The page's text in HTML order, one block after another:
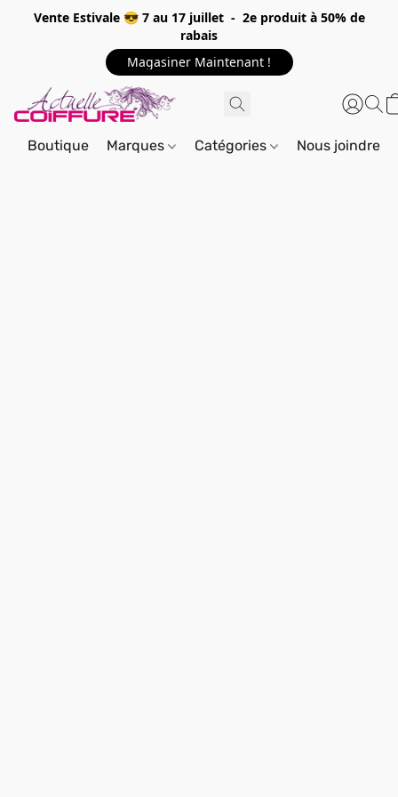
Vente Estivale 😎 7 au 17 juillet - 2e produit à 50% de
rabais
Magasiner Maintenant !
Boutique Marques Catégories Nous joindre